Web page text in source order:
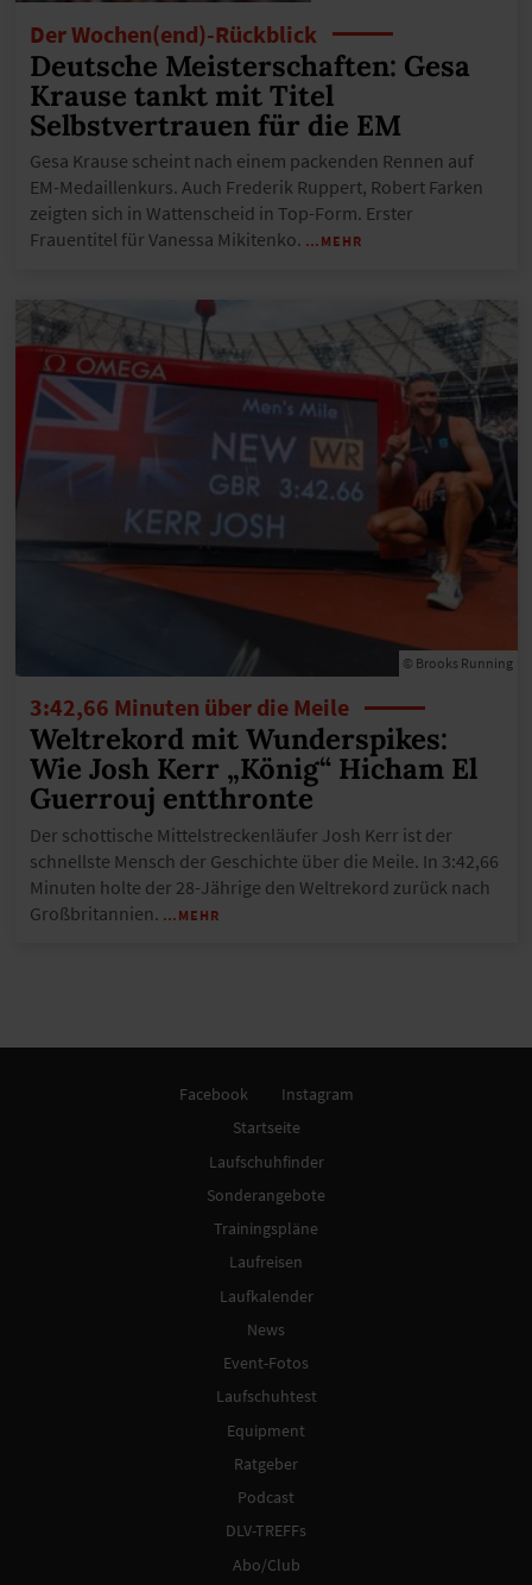
Der Wochen(end)-Rückblick
Deutsche Meisterschaften: Gesa
Krause tankt mit Titel
Selbstvertrauen für die EM
Gesa Krause scheint nach einem packenden Rennen auf
EM-Medaillenkurs. Auch Frederik Ruppert, Robert Farken
zeigten sich in Wattenscheid in Top-Form. Erster
Frauentitel für Vanessa Mikitenko. …MEHR
© Brooks Running
3:42,66 Minuten über die Meile
Weltrekord mit Wunderspikes:
Wie Josh Kerr „König“ Hicham El
Guerrouj entthronte
Der schottische Mittelstreckenläufer Josh Kerr ist der
schnellste Mensch der Geschichte über die Meile. In 3:42,66
Minuten holte der 28-Jährige den Weltrekord zurück nach
Großbritannien. …MEHR
Facebook
Instagram
Startseite
Laufschuhfinder
Sonderangebote
Trainingspläne
Laufreisen
Laufkalender
News
Event-Fotos
Laufschuhtest
Equipment
Ratgeber
Podcast
DLV-TREFFs
Abo/Club